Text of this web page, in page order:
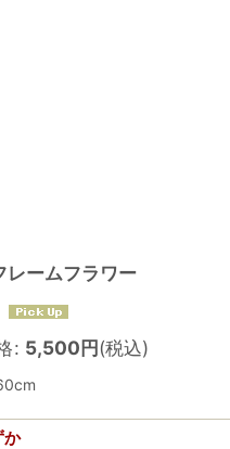
レームフラワー
: 5,500円(税込)
か